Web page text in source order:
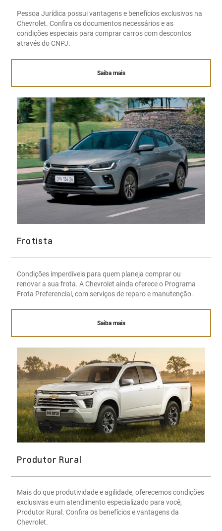
Pessoa Jurídica possui vantagens e benefícios exclusivos na
Chevrolet. Confira os documentos necessários e as
condições especiais para comprar carros com descontos
através do CNPJ.
Saiba mais
Frotista
Condições imperdíveis para quem planeja comprar ou
renovar a sua frota. A Chevrolet ainda oferece o Programa
Frota Preferencial, com serviços de reparo e manutenção.
Saiba mais
Produtor Rural
Mais do que produtividade e agilidade, oferecemos condições
exclusivas e um atendimento especializado para você,
Produtor Rural. Confira os benefícios e vantagens da
Chevrolet.